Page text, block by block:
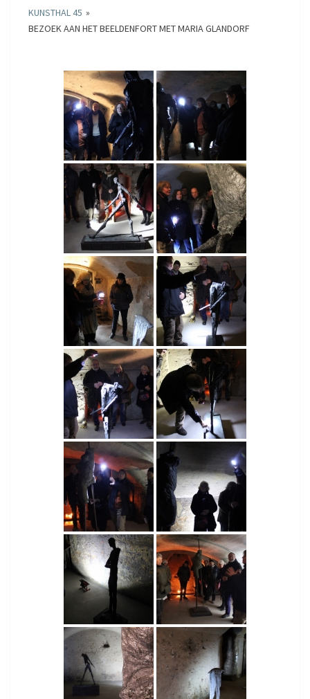
KUNSTHAL 45 »
BEZOEK AAN HET BEELDENFORT MET MARIA GLANDORF